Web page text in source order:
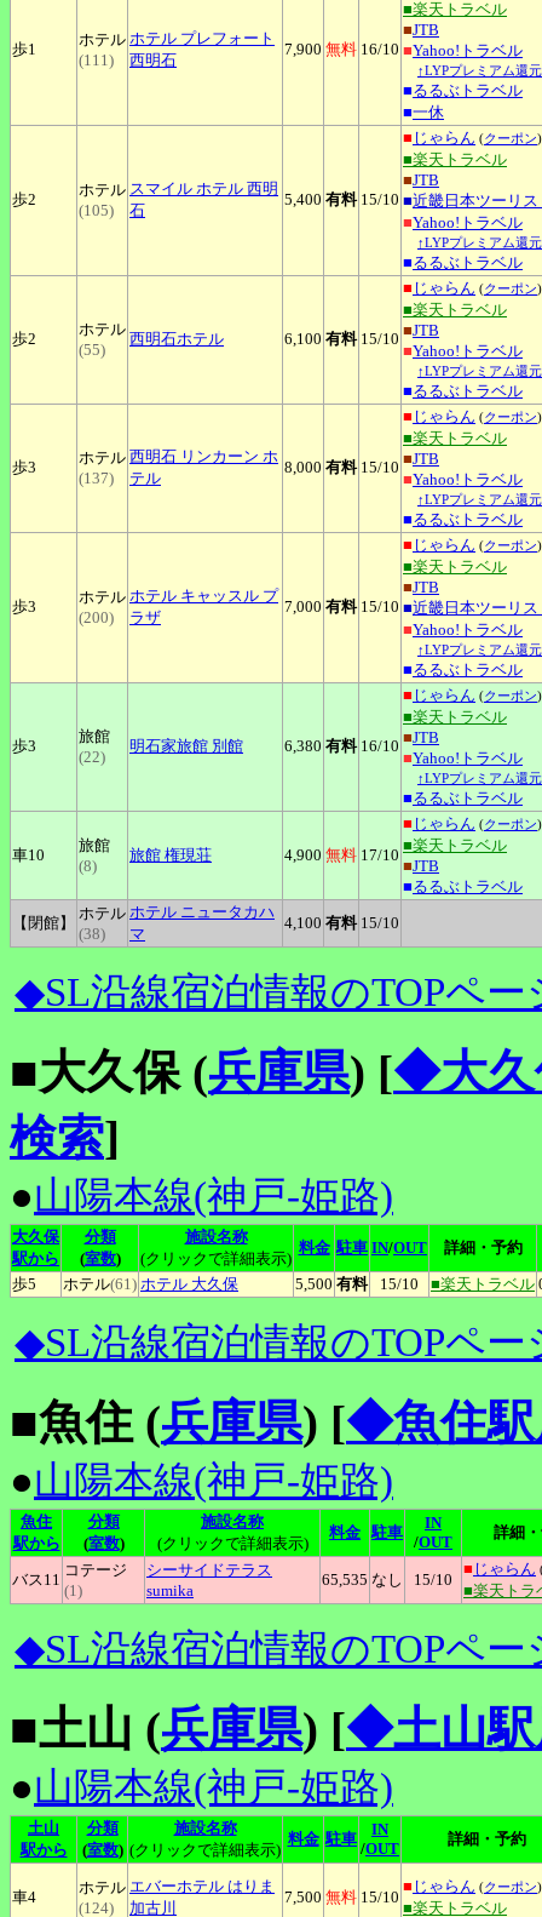
歩1
ホテル
(111)
ホテル プレフォート
西明石
7,900 無料 16/10
■楽天トラベル
■JTB
■Yahoo!トラベル
↑LYPプレミアム還
■るるぶトラベル
■一休
歩2
ホテル
(105)
スマイル ホテル 西明
石
5,400 有料 15/10
■ じゃらん (クーポン)
■楽天トラベル
■JTB
■近畿日本ツーリス
■Yahoo!トラベル
↑LYPプレミアム還
■るるぶトラベル
歩2
ホテル
(55)
西明石ホテル 6,100 有料 15/10
■ じゃらん (クーポン)
■楽天トラベル
■JTB
■Yahoo!トラベル
↑LYPプレミアム還
■るるぶトラベル
歩3
ホテル
(137)
西明石 リンカーン ホ
テル
8,000 有料 15/10
■ じゃらん (クーポン)
■楽天トラベル
■JTB
■Yahoo!トラベル
↑LYPプレミアム還
■るるぶトラベル
歩3
ホテル
(200)
ホテル キャッスル プ
ラザ
7,000 有料 15/10
■ じゃらん (クーポン)
■楽天トラベル
■JTB
■近畿日本ツーリス
■Yahoo!トラベル
↑LYPプレミアム還
■るるぶトラベル
歩3
旅館
(22)
明石家旅館 別館 6,380 有料 16/10
■ じゃらん (クーポン)
■楽天トラベル
■JTB
■Yahoo!トラベル
↑LYPプレミアム還
■るるぶトラベル
車10
旅館
(8)
旅館 権現荘 4,900 無料 17/10
■ じゃらん (クーポン)
■楽天トラベル
■JTB
■るるぶトラベル
【閉館】
ホテル
(38)
ホテル ニュータカハ
マ
4,100 有料 15/10
◆SL沿線宿泊情報のTOPペー
■大久保 (兵庫県) [◆大久
検索]
●山陽本線(神戸-姫路)
大久保
駅から
分類
(室数)
施設名称
(クリックで詳細表示)
料金 駐車 IN/OUT
詳細・予約
歩5
ホテル(61) ホテル 大久保 5,500 有料 15/10 ■楽天トラベル
◆SL沿線宿泊情報のTOPペー
■魚住 (兵庫県) [◆魚住駅
●山陽本線(神戸-姫路)
魚住
駅から
分類
(室数)
施設名称
(クリックで詳細表示)
料金 駐車
IN
/OUT
詳細
バス11
コテージ
(1)
シーサイドテラス
sumika
65,535 なし 15/10
■ じゃらん
■楽天トラ
◆SL沿線宿泊情報のTOPペー
■土山 (兵庫県) [◆土山駅
●山陽本線(神戸-姫路)
土山
駅から
分類
(室数)
施設名称
(クリックで詳細表示)
料金 駐車
IN
/OUT
詳細・予約
車4
ホテル
(124)
エバーホテル はりま
加古川
7,500 無料 15/10
■ じゃらん (クーポン)
■楽天トラベル